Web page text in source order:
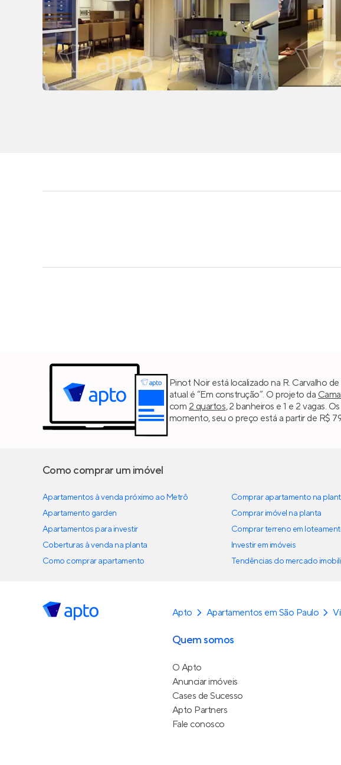
Pinot Noir está localizado na R. Carvalho de
atual é “Em construção”. O projeto da
com 2 quartos, 2 banheiros e 1 e 2 vagas.
momento, seu o preço está a partir de R$
Como comprar um imóvel
Apartamentos à venda próximo ao Metrô
Apartamento garden
Apartamentos para investir
Coberturas à venda na planta
Como comprar apartamento
Comprar apartamento na
Comprar imóvel na planta
Comprar terreno em
Investir em imóveis
Tendências do mercado
Apto Apartamentos em São Paulo
Quem somos
O Apto
Anunciar imóveis
Cases de Sucesso
Apto Partners
Fale conosco